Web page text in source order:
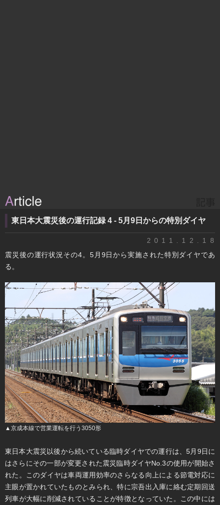
東日本大震災後の運行記録 4 - 5月9日からの特別ダイヤ
2011.12.18
震災後の運行状況その4。5月9日から実施された特別ダイヤであ
る。
▲京成本線で営業運転を行う3050形
東日本大震災以後から続いている臨時ダイヤでの運行は、5月9日に
はさらにその一部が変更された震災臨時ダイヤNo.3の使用が開始さ
れた。このダイヤは車両運用効率のさらなる向上による節電対応に
主眼が置かれていたものとみられ、特に宗吾出入庫に絡む定期回送
列車が大幅に削減されていることが特徴となっていた。この中には